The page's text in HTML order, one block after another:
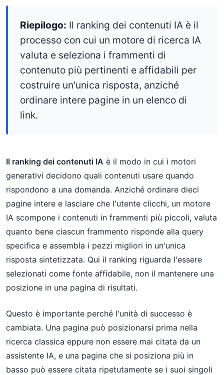
Riepilogo: Il ranking dei contenuti IA è il
processo con cui un motore di ricerca IA
valuta e seleziona i frammenti di
contenuto più pertinenti e affidabili per
costruire un'unica risposta, anziché
ordinare intere pagine in un elenco di
link.
Il ranking dei contenuti IA è il modo in cui i motori
generativi decidono quali contenuti usare quando
rispondono a una domanda. Anziché ordinare dieci
pagine intere e lasciare che l'utente clicchi, un motore
IA scompone i contenuti in frammenti più piccoli, valuta
quanto bene ciascun frammento risponde alla query
specifica e assembla i pezzi migliori in un'unica
risposta sintetizzata. Qui il ranking riguarda l'essere
selezionati come fonte affidabile, non il mantenere una
posizione in una pagina di risultati.
Questo è importante perché l'unità di successo è
cambiata. Una pagina può posizionarsi prima nella
ricerca classica eppure non essere mai citata da un
assistente IA, e una pagina che si posiziona più in
basso può essere citata ripetutamente se i suoi singoli